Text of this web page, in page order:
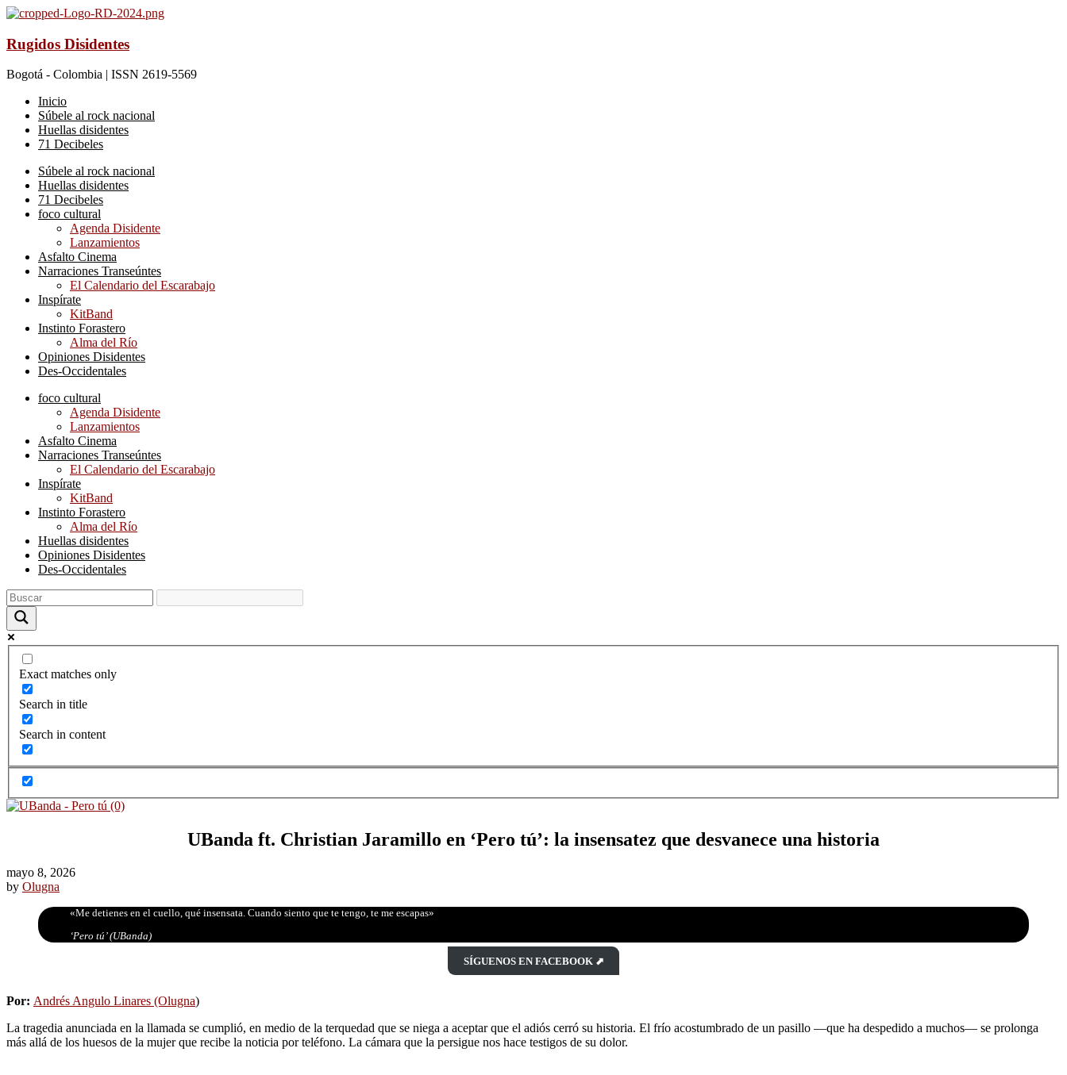
Rugidos Disidentes
Bogotá - Colombia | ISSN 2619-5569
Inicio
Súbele al rock nacional
Huellas disidentes
71 Decibeles
Súbele al rock nacional
Huellas disidentes
71 Decibeles
foco cultural
Agenda Disidente
Lanzamientos
Asfalto Cinema
Narraciones Transeúntes
El Calendario del Escarabajo
Inspírate
KitBand
Instinto Forastero
Alma del Río
Opiniones Disidentes
Des-Occidentales
foco cultural
Agenda Disidente
Lanzamientos
Asfalto Cinema
Narraciones Transeúntes
El Calendario del Escarabajo
Inspírate
KitBand
Instinto Forastero
Alma del Río
Huellas disidentes
Opiniones Disidentes
Des-Occidentales
Exact matches only
Search in title
Search in content
UBanda ft. Christian Jaramillo en ‘Pero tú’: la insensatez que desvanece una historia
mayo 8, 2026
by Olugna
«Me detienes en el cuello, qué insensata. Cuando siento que te tengo, te me escapas»
‘Pero tú’ (UBanda)
SÍGUENOS EN FACEBOOK ⬈
Por: Andrés Angulo Linares (Olugna)
La tragedia anunciada en la llamada se cumplió, en medio de la terquedad que se niega a aceptar que el adiós cerró su historia. El frío acostumbrado de un pasillo —que ha despedido a muchos— se prolonga
más allá de los huesos de la mujer que recibe la noticia por teléfono. La cámara que la persigue nos hace testigos de su dolor.